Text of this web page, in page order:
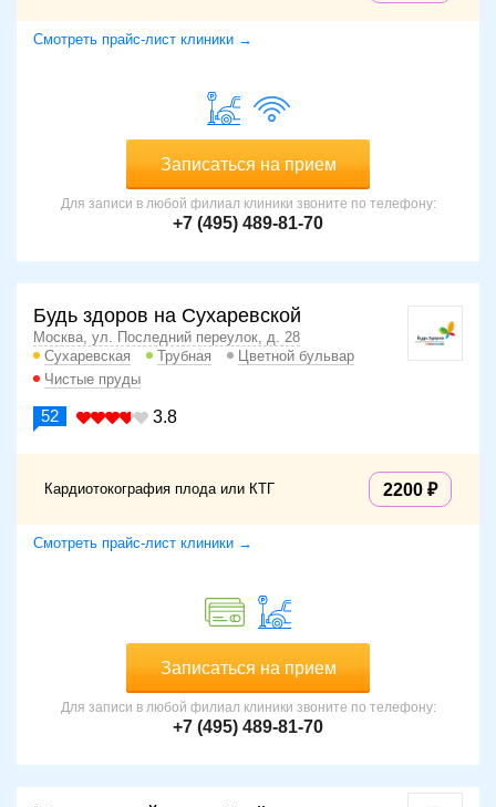
Смотреть прайс-лист клиники →
Записаться на прием
Для записи в любой филиал клиники звоните по телефону:
+7 (495) 489-81-70
Будь здоров на Сухаревской
Москва, ул. Последний переулок, д. 28
Сухаревская
Трубная
Цветной бульвар
Чистые пруды
52 3.8
Кардиотокография плода или КТГ 2200
Смотреть прайс-лист клиники →
Записаться на прием
Для записи в любой филиал клиники звоните по телефону:
+7 (495) 489-81-70